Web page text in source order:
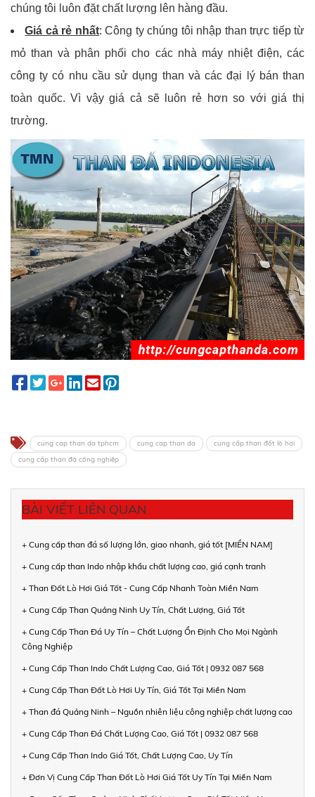
chúng tôi luôn đặt chất lượng lên hàng đầu.
Giá cả rẻ nhất: Công ty chúng tôi nhập than trực tiếp từ
mỏ than và phân phối cho các nhà máy nhiệt điện, các
công ty có nhu cầu sử dụng than và các đại lý bán than
toàn quốc. Vì vậy giá cả sẽ luôn rẻ hơn so với giá thị
trường.
cung cap than da tphcm cung cap than da
cung cấp than đốt lò hơi
cung cấp than đá công nghiệp
BÀI VIẾT LIÊN QUAN
+ Cung cấp than đá số lượng lớn, giao nhanh, giá tốt [MIỀN NAM]
+ Cung cấp than Indo nhập khẩu chất lượng cao, giá cạnh tranh
+ Than Đốt Lò Hơi Giá Tốt - Cung Cấp Nhanh Toàn Miền Nam
+ Cung Cấp Than Quảng Ninh Uy Tín, Chất Lượng, Giá Tốt
+ Cung Cấp Than Đá Uy Tín – Chất Lượng Ổn Định Cho Mọi Ngành
Công Nghiệp
+ Cung Cấp Than Indo Chất Lượng Cao, Giá Tốt | 0932 087 568
+ Cung Cấp Than Đốt Lò Hơi Uy Tín, Giá Tốt Tại Miền Nam
+ Than đá Quảng Ninh – Nguồn nhiên liệu công nghiệp chất lượng cao
+ Cung Cấp Than Đá Chất Lượng Cao, Giá Tốt | 0932 087 568
+ Cung Cấp Than Indo Giá Tốt, Chất Lượng Cao, Uy Tín
+ Đơn Vị Cung Cấp Than Đốt Lò Hơi Giá Tốt Uy Tín Tại Miền Nam